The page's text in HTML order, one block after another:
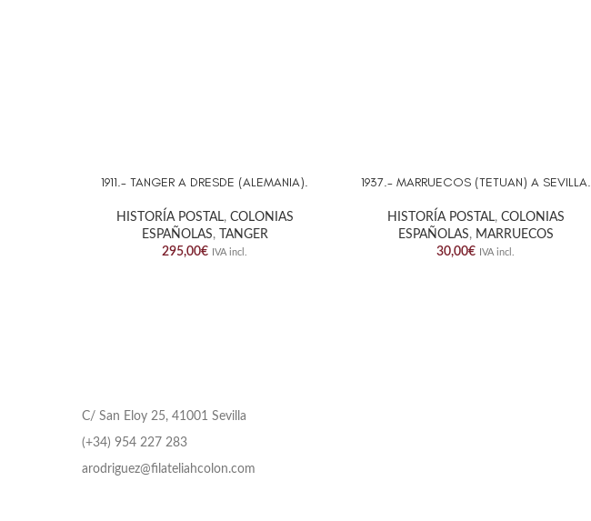
AÑADIR AL CARRITO
1911.- TANGER A DRESDE (ALEMANIA).
HISTORÍA POSTAL, COLONIAS
ESPAÑOLAS,
TANGER
295,00€ IVA incl.
AÑADIR AL CARRITO
1937.- MARRUECOS (TETUAN) A SEVILLA.
HISTORÍA POSTAL, COLONIAS
ESPAÑOLAS, MARRUECOS
30,00€ IVA incl.
C/ San Eloy 25, 41001 Sevilla
(+34) 954 227 283
arodriguez@filateliahcolon.com